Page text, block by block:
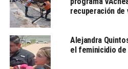
TEMAS RELACIONADOS:
LE SIGUE
Denuncian a un sacerdote por
recuperación de
Alejandra
el feminicidio de